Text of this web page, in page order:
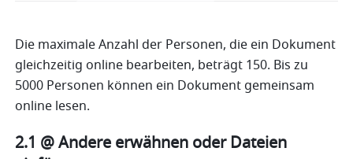
Die maximale Anzahl der Personen, die ein Dokument
gleichzeitig online bearbeiten, beträgt 150. Bis zu
5000 Personen können ein Dokument gemeinsam
online lesen.
2.1 @ Andere erwähnen oder Dateien